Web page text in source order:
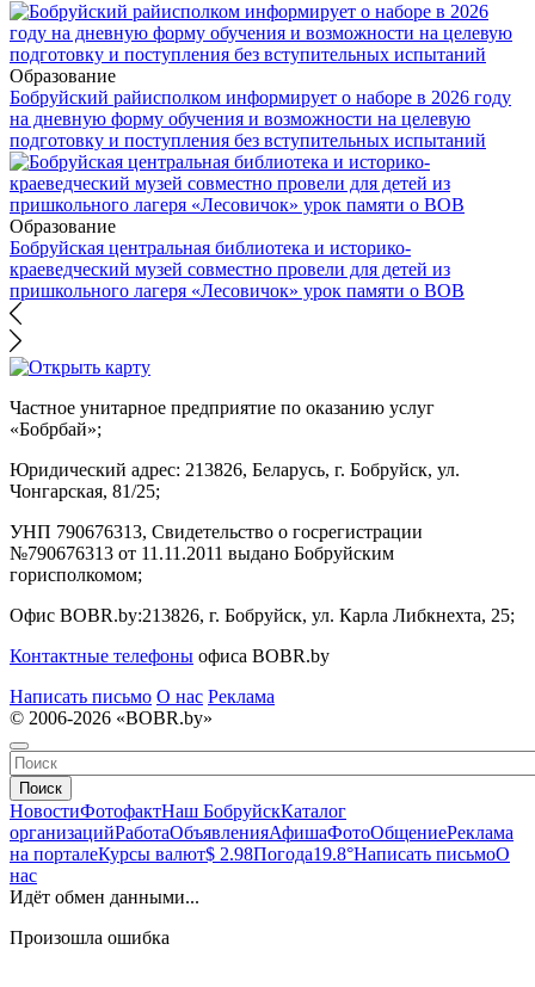
Образование
Бобруйский райисполком информирует о наборе в 2026 году
на дневную форму обучения и возможности на целевую
подготовку и поступления без вступительных испытаний
Образование
Бобруйская центральная библиотека и историко-
краеведческий музей совместно провели для детей из
пришкольного лагеря «Лесовичок» урок памяти о ВОВ
Частное унитарное предприятие по оказанию услуг
«Бобрбай»;
Юридический адрес: 213826, Беларусь, г. Бобруйск, ул.
Чонгарская, 81/25;
УНП 790676313, Свидетельство о госрегистрации
№790676313 от 11.11.2011 выдано Бобруйским
горисполкомом;
Офис BOBR.by:213826, г. Бобруйск, ул. Карла Либкнехта, 25;
Контактные телефоны офиса BOBR.by
Написать письмо О нас Реклама
© 2006-2026 «BOBR.by»
Поиск
НовостиФотофактНаш БобруйскКаталог
организацийРаботаОбъявленияАфишаФотоОбщениеРеклама
на порталеКурсы валют$ 2.98Погода19.8°Написать письмоО
нас
Идёт обмен данными...
Произошла ошибка